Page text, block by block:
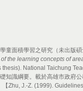
童面積學習之研究（未出版
the learning concepts of
National Taichung
知識綱要。載於高雄市政府
【Zhu, J.-Z. (1999).